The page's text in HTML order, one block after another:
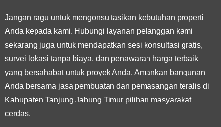
Jangan ragu untuk mengonsultasikan kebutuhan properti
Anda kepada kami. Hubungi layanan pelanggan kami
sekarang juga untuk mendapatkan sesi konsultasi gratis,
survei lokasi tanpa biaya, dan penawaran harga terbaik
yang bersahabat untuk proyek Anda. Amankan bangunan
Anda bersama jasa pembuatan dan pemasangan teralis di
Kabupaten Tanjung Jabung Timur pilihan masyarakat
cerdas.